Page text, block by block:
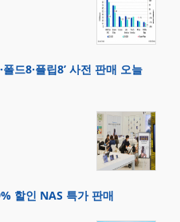
드8·플립8’ 사전 판매 오늘
할인 NAS 특가 판매